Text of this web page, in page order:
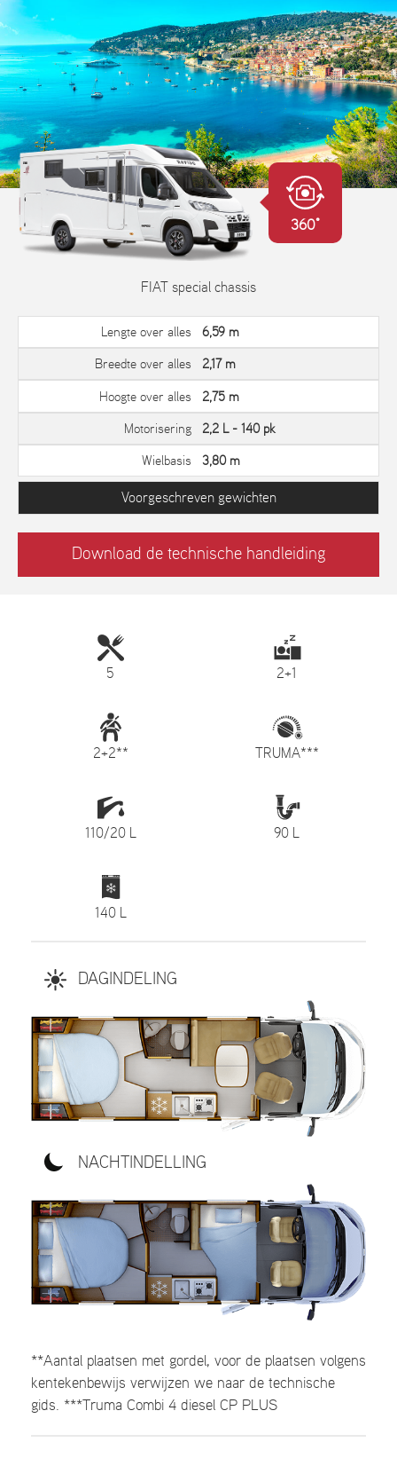
360°
FIAT special chassis
Lengte over alles 6,59 m
Breedte over alles 2,17 m
Hoogte over alles 2,75 m
Motorisering 2,2 L - 140 pk
Wielbasis 3,80 m
Voorgeschreven gewichten
Download de technische handleiding
5 2+1
2+2** TRUMA***
110/20 L 90 L
140 L
DAGINDELING
NACHTINDELLING
**Aantal plaatsen met gordel, voor de plaatsen volgens
kentekenbewijs verwijzen we naar de technische
gids. ***Truma Combi 4 diesel CP PLUS